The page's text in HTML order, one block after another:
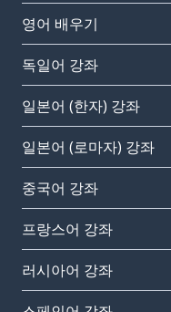
영어 배우기
독일어 강좌
일본어 (한자) 강좌
일본어 (로마자) 강좌
중국어 강좌
프랑스어 강좌
러시아어 강좌